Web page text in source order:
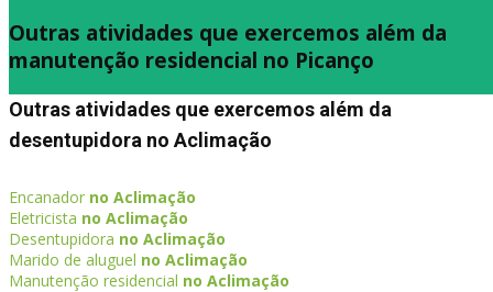
Outras atividades que exercemos além da
manutenção residencial no Picanço
Outras atividades que exercemos além da
desentupidora no Aclimação
Encanador no Aclimação
Eletricista no Aclimação
Desentupidora no Aclimação
Marido de aluguel no Aclimação
Manutenção residencial no Aclimação